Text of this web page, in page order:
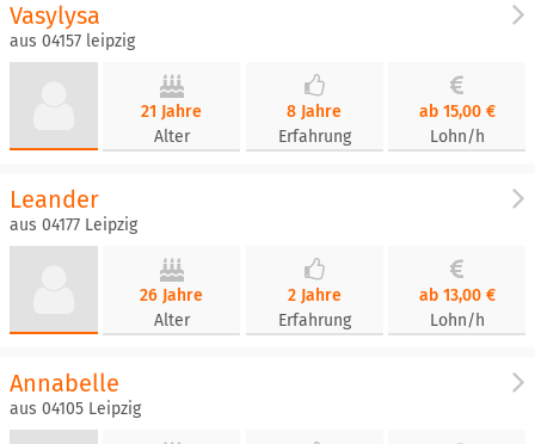
Vasylysa
aus 04157 leipzig
21 Jahre
Alter
8 Jahre
Erfahrung
ab 15,00 €
Lohn/h
Leander
aus 04177 Leipzig
26 Jahre
Alter
2 Jahre
Erfahrung
ab 13,00 €
Lohn/h
Annabelle
aus 04105 Leipzig